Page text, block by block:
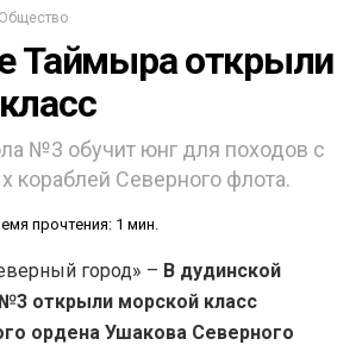
Общество
Таймыра открыли
№3 обучит юнг для походов с
кораблей Северного флота.
прочтения: 1 мин.
город» – В дудинской
открыли морской класс
ордена Ушакова Северного